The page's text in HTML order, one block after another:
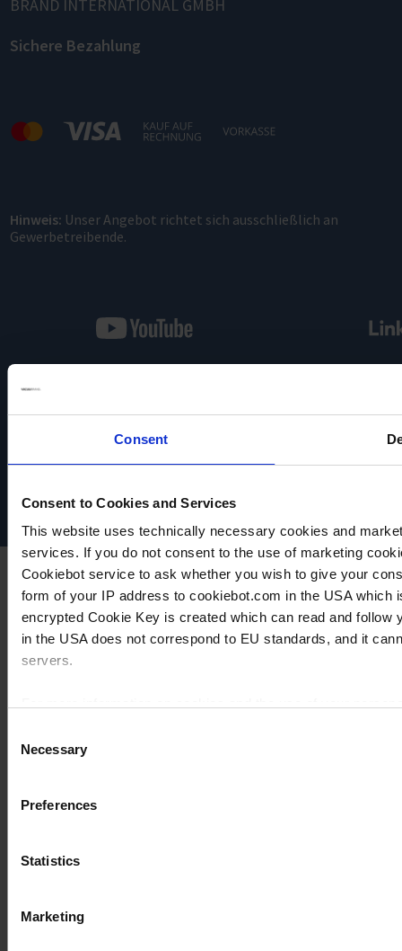
Consent
Consent to Cookies and Services
This website uses technically necessary cookies and
services. If you do not consent to the use of marketing
Cookiebot service to ask whether you wish to give your
form of your IP address to cookiebot.com in the USA
encrypted Cookie Key is created which can read and
in the USA does not correspond to EU standards, and it
servers.
Selection
Necessary
Preferences
Statistics
Marketing
BRAND INTERNATIONAL GMBH
Sichere Bezahlung
Hinweis: Unser Angebot richtet sich ausschließlich an
Gewerbetreibende.
Datenschutz
Impressum
Cookie-Einstellungen